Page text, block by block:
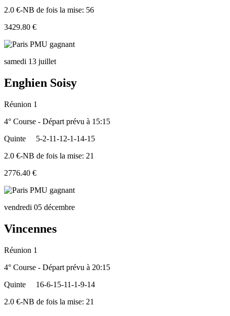
2.0 €-NB de fois la mise: 56
3429.80 €
samedi 13 juillet
Enghien Soisy
Réunion 1
4° Course - Départ prévu à 15:15
Quinte
5-2-11-12-1-14-15
2.0 €-NB de fois la mise: 21
2776.40 €
vendredi 05 décembre
Vincennes
Réunion 1
4° Course - Départ prévu à 20:15
Quinte
16-6-15-11-1-9-14
2.0 €-NB de fois la mise: 21